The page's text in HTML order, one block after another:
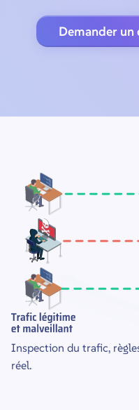
Demander un
Inspection du trafic,
réel.